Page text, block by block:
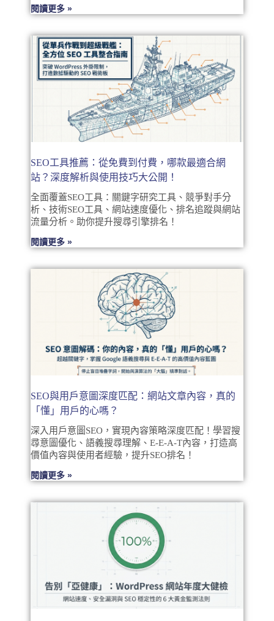
閱讀更多 »
SEO工具推薦：從免費到付費，哪款最適合網
站？深度解析與使用技巧大公開！
全面覆蓋SEO工具：關鍵字研究工具、競爭對手分
析、技術SEO工具、網站速度優化、排名追蹤與網站
流量分析。助你提升搜尋引擎排名！
閱讀更多 »
SEO與用戶意圖深度匹配：網站文章內容，真的
「懂」用戶的心嗎？
深入用戶意圖SEO，實現內容策略深度匹配！學習搜
尋意圖優化、語義搜尋理解、E-E-A-T內容，打造高
價值內容與使用者經驗，提升SEO排名！
閱讀更多 »